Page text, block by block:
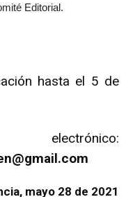
Editorial.
hasta el 5 de
mayo 28 de 2021